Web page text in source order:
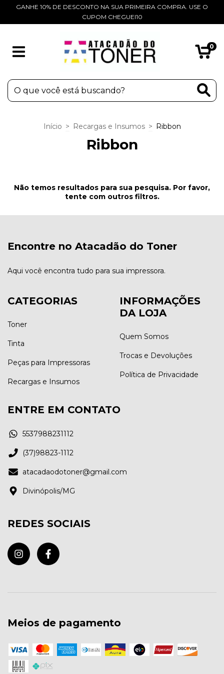
GANHE 10% DE DESCONTO NA SUA PRIMEIRA COMPRA. USE O
CUPOM CHEGUEI10
0
Início > Recargas e Insumos > Ribbon
Ribbon
Não temos resultados para sua pesquisa. Por favor,
tente com outros filtros.
Encontre no Atacadão do Toner
Aqui você encontra tudo para sua impressora.
CATEGORIAS
Toner
Tinta
Peças para Impressoras
Recargas e Insumos
INFORMAÇÕES
DA LOJA
Quem Somos
Trocas e Devoluções
Política de Privacidade
ENTRE EM CONTATO
5537988231112
(37)98823-1112
atacadaodotoner@gmail.com
Divinópolis/MG
REDES SOCIAIS
Meios de pagamento